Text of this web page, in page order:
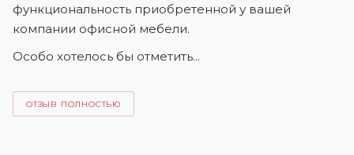
функциональность приобретенной у вашей
компании офисной мебели.
Особо хотелось бы отметить...
ОТЗЫВ ПОЛНОСТЬЮ